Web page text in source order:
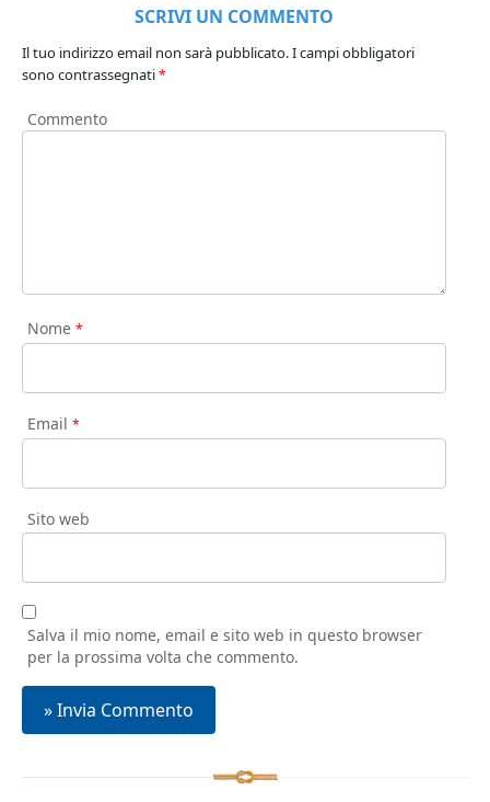
SCRIVI UN COMMENTO
Il tuo indirizzo email non sarà pubblicato.I campi obbligatori
sono contrassegnati*
Commento
Nome *
Email *
Sito web
Salva il mio nome, email e sito web in questo browser
per la prossima volta che commento.